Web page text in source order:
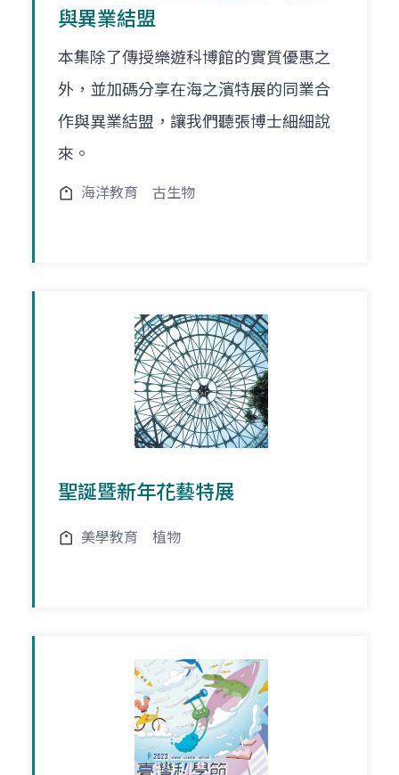
與異業結盟
本集除了傳授樂遊科博館的實質優惠之
外，並加碼分享在海之濱特展的同業合
作與異業結盟，讓我們聽張博士細細說
來。
海洋教育 古生物
聖誕暨新年花藝特展
美學教育 植物